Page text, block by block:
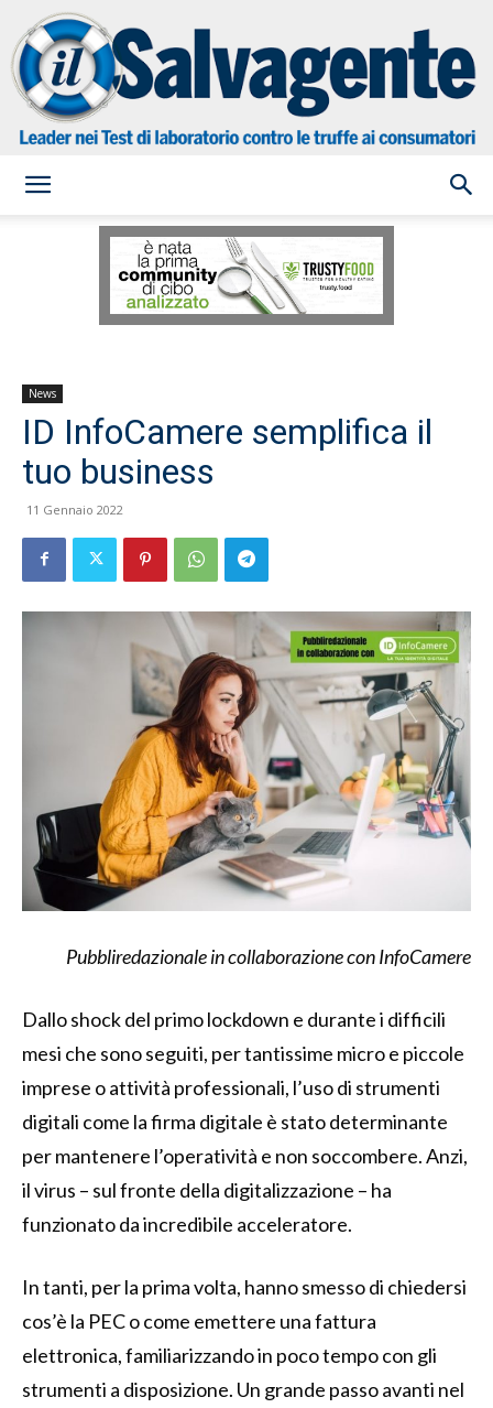
Salvagente
News
ID InfoCamere semplifica il
tuo business
11 Gennaio 2022
Pubbliredazionale in collaborazione con InfoCamere
Dallo shock del primo lockdown e durante i difficili
mesi che sono seguiti, per tantissime micro e piccole
imprese o attività professionali, l’uso di strumenti
digitali come la firma digitale è stato determinante
per mantenere l’operatività e non soccombere. Anzi,
il virus – sul fronte della digitalizzazione – ha
funzionato da incredibile acceleratore.
In tanti, per la prima volta, hanno smesso di chiedersi
cos’è la PEC o come emettere una fattura
elettronica, familiarizzando in poco tempo con gli
strumenti a disposizione. Un grande passo avanti nel